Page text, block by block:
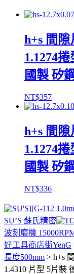
h+s 間隙
1.1274
國製 矽
NT$357
h+s 間隙
1.1274
國製 矽
NT$336
SU’S 蘇氏精密
波刻磨機
好工具商店街YenG
長度500mm > h+s
1.4310 片型 5片裝